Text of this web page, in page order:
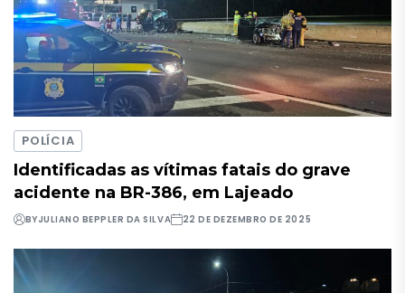
POLÍCIA
Identificadas as vítimas fatais do grave
acidente na BR-386, em Lajeado
BYJULIANO BEPPLER DA SILVA 22 DE DEZEMBRO DE 2025